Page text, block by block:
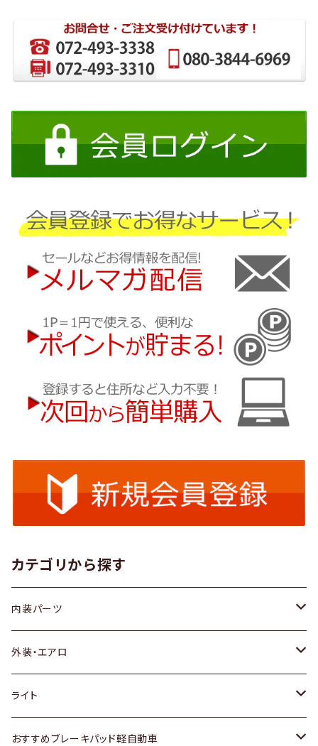
カテゴリから探す
内装パーツ
トヨタ
ホンダ
スズキ
外装・エアロ
トヨタ
ホンダ
ライト
トヨタ
おすすめブレーキパッド軽自動車